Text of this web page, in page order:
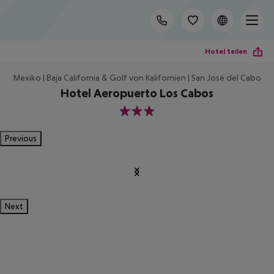
Hotel teilen
Mexiko | Baja California & Golf von Kalifornien | San José del Cabo
Hotel Aeropuerto Los Cabos
3
Previous
Next